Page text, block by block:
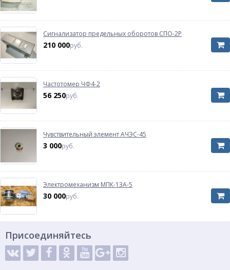
Сигнализатор предельных оборотов СПО-2Р
210 000руб.
Частотомер ЧФ4-2
56 250руб.
Чувствительный элемент АЧЭС-45
3 000руб.
Электромеханизм МПК-13А-5
30 000руб.
Присоединяйтесь